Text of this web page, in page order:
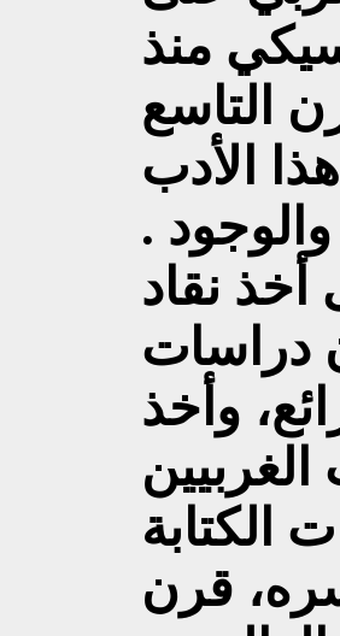
منذ
التاسع
الأدب
.
نقاد
دراسات
وأخذ
قرن